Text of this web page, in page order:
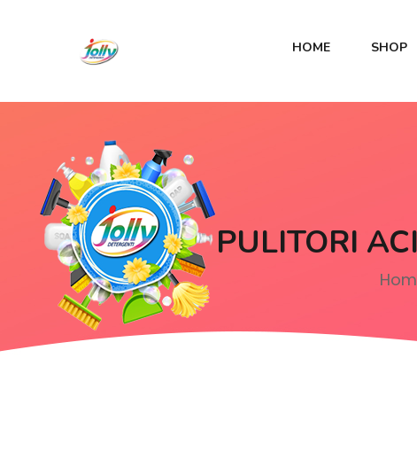
HOME SHOP
PULITORI